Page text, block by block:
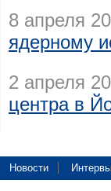
8 апреля
ядерному
2 апреля
центра в
Новости